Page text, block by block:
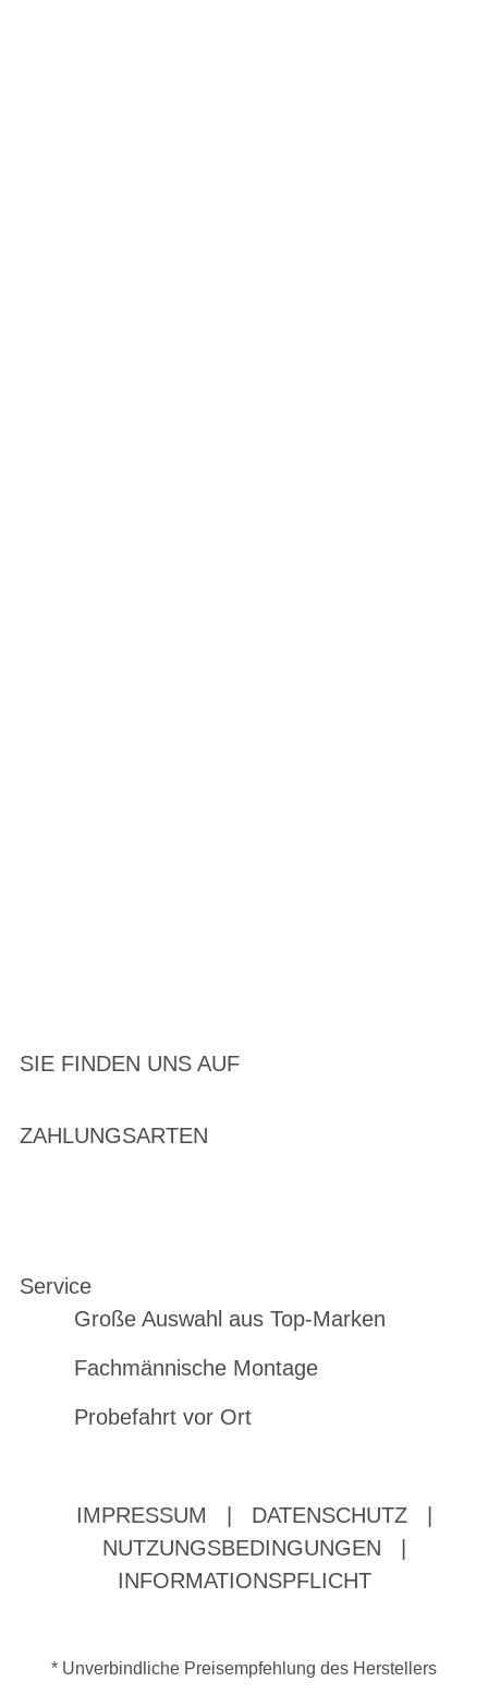
SIE FINDEN UNS AUF
ZAHLUNGSARTEN
Service
Große Auswahl aus Top-Marken
Fachmännische Montage
Probefahrt vor Ort
IMPRESSUM DATENSCHUTZ
NUTZUNGSBEDINGUNGEN
INFORMATIONSPFLICHT
* Unverbindliche Preisempfehlung des Herstellers